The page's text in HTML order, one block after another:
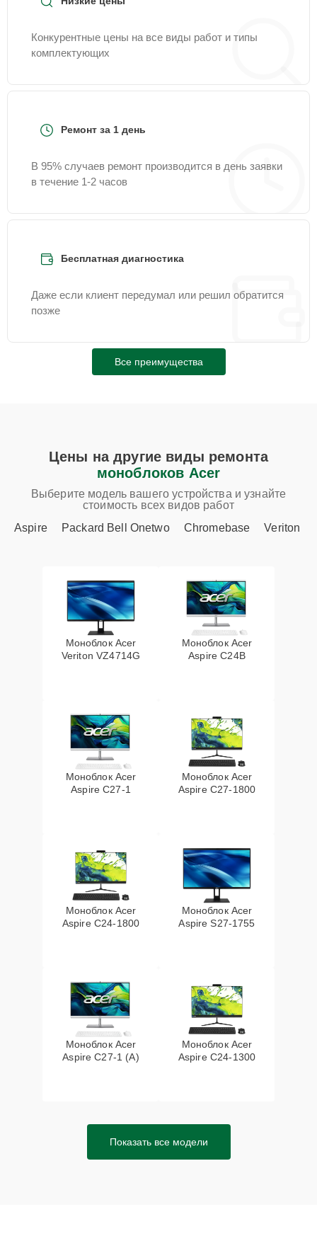
Конкурентные цены на все виды работ и типы
комплектующих
Ремонт за 1 день
В 95% случаев ремонт производится в день заявки
в течение 1-2 часов
Бесплатная диагностика
Даже если клиент передумал или решил обратится
позже
Все преимущества
Цены на другие виды ремонта
моноблоков Acer
Выберите модель вашего устройства и узнайте
стоимость всех видов работ
Aspire
Packard Bell Onetwo Chromebase Veriton
Моноблок Acer
Veriton VZ4714G
Моноблок Acer
Aspire C24B
Моноблок Acer
Aspire C27-1
Моноблок Acer
Aspire C27-1800
Моноблок Acer
Aspire C24-1800
Моноблок Acer
Aspire S27-1755
Моноблок Acer
Aspire C27-1 (A)
Моноблок Acer
Aspire C24-1300
Показать все модели